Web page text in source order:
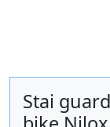
Stai